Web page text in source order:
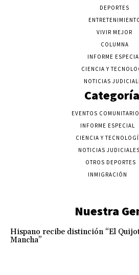
DEPORTES
VIVIR MEJOR
COLUMNA
INFORME
CIENCIA Y
NOTICIAS
EVENTOS
INFORME ESPECIAL
CIENCIA Y
NOTICIAS JUDICIALES
OTROS DEPORTES
INMIGRACIÓN
Nuestra
Hispano recibe distinción “El
Mancha”